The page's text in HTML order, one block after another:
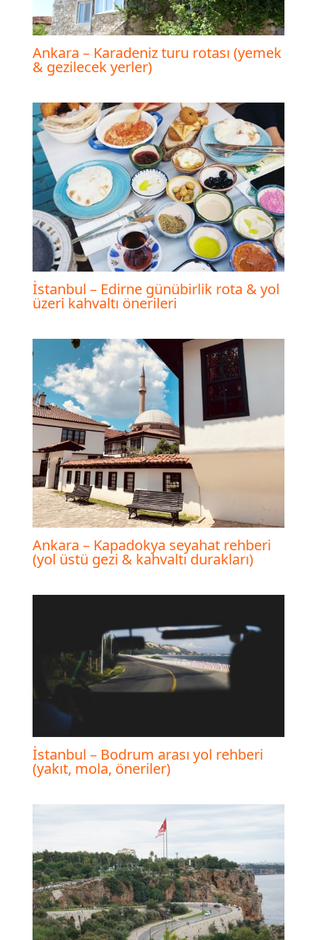
Ankara – Karadeniz turu rotası (yemek
& gezilecek yerler)
İstanbul – Edirne günübirlik rota & yol
üzeri kahvaltı önerileri
Ankara – Kapadokya seyahat rehberi
(yol üstü gezi & kahvaltı durakları)
İstanbul – Bodrum arası yol rehberi
(yakıt, mola, öneriler)